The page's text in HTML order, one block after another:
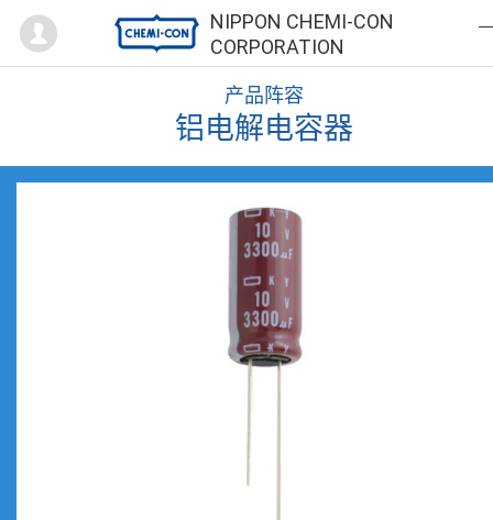
NIPPON CHEMI-CON
CORPORATION
Mypage
产品阵容
铝电解电容器